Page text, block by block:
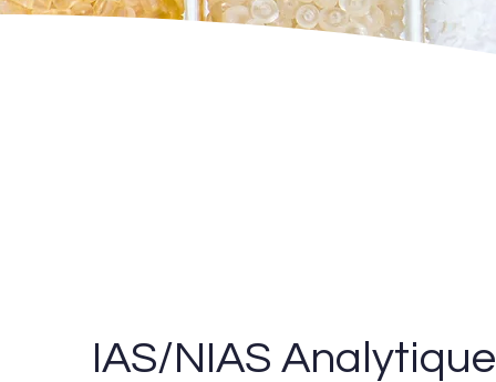
IAS/NIAS Analytique